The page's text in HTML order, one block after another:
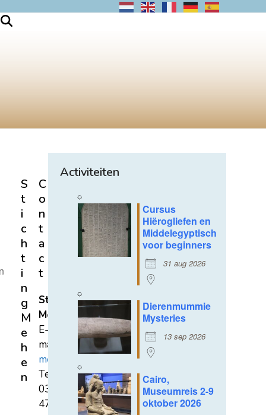
Activiteiten
Cursus
Hiërogliefen en
Middelegyptisch
voor beginners
31 aug 2026
Dierenmummie
Mysteries
13 sep 2026
Cairo,
Museumreis 2-9
oktober 2026
S
t
i
c
h
t
i
n
g
M
e
h
e
n
C
o
n
t
a
c
t
Stichting
Mehen
E-
mail:
mehen@hetnet.nl
Tel.:
0318-
471689